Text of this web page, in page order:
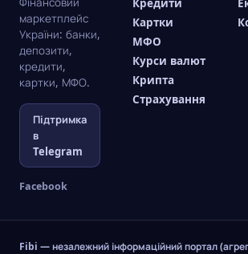
маркетплейс
України: банки,
депозити,
кредити,
картки, МФО.
Підтримка
в
Telegram
Facebook
Кредити
Картки
МФО
Курси валют
Крипта
Страхування
Fibi — незалежний інформаційний портал